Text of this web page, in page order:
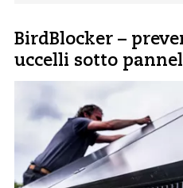
BirdBlocker –
uccelli sotto